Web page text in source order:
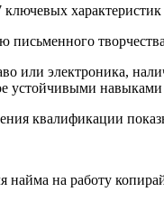
письменного
или электроника,
устойчивыми навыками
квалификации
на работу